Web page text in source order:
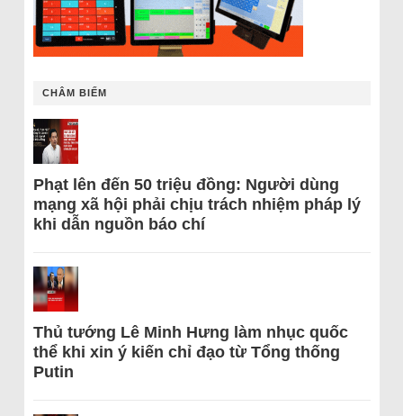
CHÂM BIẾM
Phạt lên đến 50 triệu đồng: Người dùng
mạng xã hội phải chịu trách nhiệm pháp lý
khi dẫn nguồn báo chí
Thủ tướng Lê Minh Hưng làm nhục quốc
thể khi xin ý kiến chỉ đạo từ Tổng thống
Putin